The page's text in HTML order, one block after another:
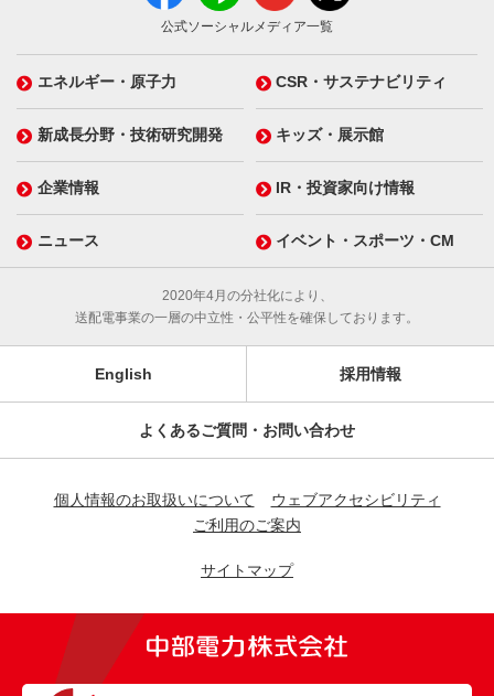
公式ソーシャルメディア一覧
エネルギー・原子力 CSR・サステナビリティ
新成長分野・技術研究開発 キッズ・展示館
企業情報 IR・投資家向け情報
ニュース イベント・スポーツ・CM
2020年4月の分社化により、
送配電事業の一層の中立性・公平性を確保しております。
English 採用情報
よくあるご質問・お問い合わせ
個人情報のお取扱いについて
ウェブアクセシビリティ
ご利用のご案内
サイトマップ